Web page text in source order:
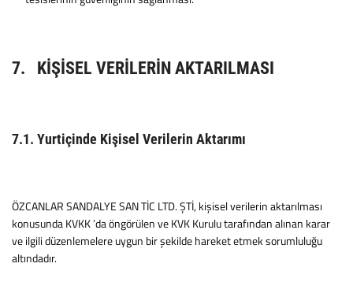
7. KİŞİSEL VERİLERİN AKTARILMASI
7.1. Yurtiçinde Kişisel Verilerin Aktarımı
ÖZCANLAR SANDALYE SAN TİC LTD. ŞTİ, kişisel verilerin aktarılması
konusunda KVKK ’da öngörülen ve KVK Kurulu tarafından alınan karar
ve ilgili düzenlemelere uygun bir şekilde hareket etmek sorumluluğu
altındadır.